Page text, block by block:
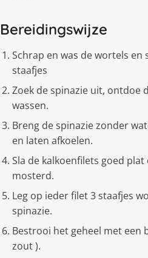
Bereidingswijze
Schrap en was de wortels
staafjes
Zoek de spinazie uit, ontdoe
wassen.
Breng de spinazie zonder
en laten afkoelen.
Sla de kalkoenfilets goed
mosterd.
Leg op ieder filet 3 staafjes
spinazie.
Bestrooi het geheel met een
zout ).